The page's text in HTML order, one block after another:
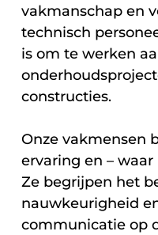
vakmanschap en
technisch
is om te werken
constructies.
Onze vakmensen
ervaring en –
Ze begrijpen het
nauwkeurigheid
communicatie op